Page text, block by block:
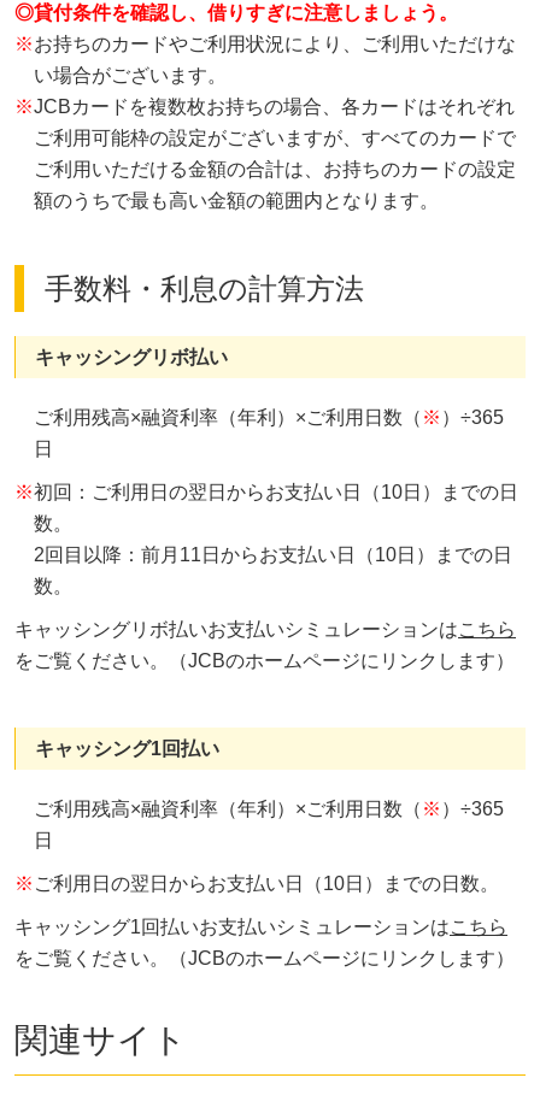
◎貸付条件を確認し、借りすぎに注意しましょう。
※お持ちのカードやご利用状況により、ご利用いただけな
い場合がございます。
※JCBカードを複数枚お持ちの場合、各カードはそれぞれ
ご利用可能枠の設定がございますが、すべてのカードで
ご利用いただける金額の合計は、お持ちのカードの設定
額のうちで最も高い金額の範囲内となります。
手数料・利息の計算方法
キャッシングリボ払い
ご利用残高×融資利率（年利）×ご利用日数（ ※ ）÷365
日
※初回：ご利用日の翌日からお支払い日（10日）までの日
数。
2回目以降：前月11日からお支払い日（10日）までの日
数。
キャッシングリボ払いお支払いシミュレーションはこちら
をご覧ください。（JCBのホームページにリンクします）
キャッシング1回払い
ご利用残高×融資利率（年利）×ご利用日数（ ※ ）÷365
日
※ ご利用日の翌日からお支払い日（10日）までの日数。
キャッシング1回払いお支払いシミュレーションはこちら
をご覧ください。（JCBのホームページにリンクします）
関連サイト